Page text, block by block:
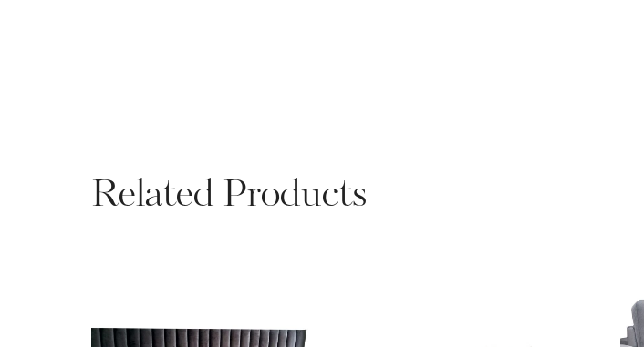
Related Products